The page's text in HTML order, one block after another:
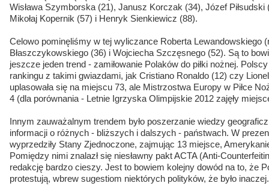
Wisława Szymborska (21), Janusz Korczak (34), Józef
Mikołaj Kopernik (57) i Henryk Sienkiewicz (88).
Celowo pominęliśmy w tej wyliczance Roberta Lewandowskiego
Błaszczykowskiego (36) i Wojciecha Szczęsnego (52). Są to
jeszcze jeden trend - zamiłowanie Polaków do piłki nożnej.
rankingu z takimi gwiazdami, jak Cristiano Ronaldo (12) czy
uplasowała się na miejscu 73, ale Mistrzostwa Europy w Piłce
4 (dla porównania - Letnie Igrzyska Olimpijskie 2012 zajęły
Innym zauważalnym trendem było poszerzanie wiedzy
informacji o różnych - bliższych i dalszych - państwach. W
wyprzedziły Stany Zjednoczone, zajmując 13 miejsce,
Pomiędzy nimi znalazł się niesławny pakt ACTA (Anti-
redakcję bardzo cieszy. Jest to bowiem kolejny dowód na to, że
protestują, wbrew sugestiom niektórych polityków, że było inaczej.